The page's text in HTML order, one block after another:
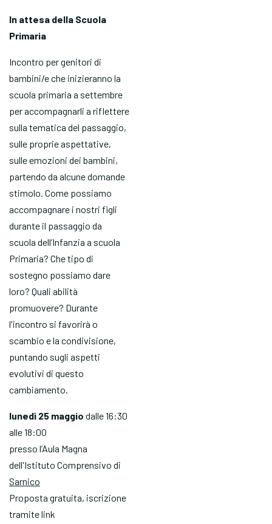
In attesa della Scuola
Primaria
Incontro per genitori di
bambini/e che inizieranno la
scuola primaria a settembre
per accompagnarli a riflettere
sulla tematica del passaggio,
sulle proprie aspettative,
sulle emozioni dei bambini,
partendo da alcune domande
stimolo. Come possiamo
accompagnare i nostri figli
durante il passaggio da
scuola dell’Infanzia a scuola
Primaria? Che tipo di
sostegno possiamo dare
loro? Quali abilità
promuovere? Durante
l'incontro si favorirà o
scambio e la condivisione,
puntando sugli aspetti
evolutivi di questo
cambiamento.
lunedì 25 maggio dalle 16:30
alle 18:00
presso l’Aula Magna
dell'Istituto Comprensivo di
Sarnico
Proposta gratuita, iscrizione
tramite link